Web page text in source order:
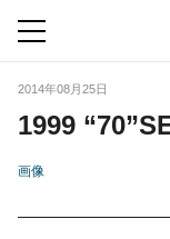
2014年08月25日
1999
画像